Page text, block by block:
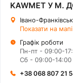
KAWMET У М.
Івано-
Показати на мапі
Графік роботи
Пн-пт - 09:00-
Сб - 09:00-14:00
+38 068 807 21